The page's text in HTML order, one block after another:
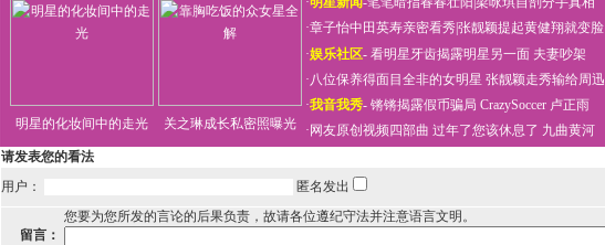
明星的化妆间中的走光 关之琳成长私密照曝光
·章子怡中田英寿亲密看秀张靓颖提起黄健翔就变脸
·娱乐社区- 看明星牙齿揭露明星另一面 夫妻吵架
·八位保养得面目全非的女明星 张靓颖走秀输给周迅
·我音我秀- 锵锵揭露假币骗局 CrazySoccer 卢正雨
· 网友原创视频四部曲 过年了您该休息了 九曲黄河
请发表您的看法
用户：
匿名发出
您要为您所发的言论的后果负责，故请各位遵纪守法并注意语言文明。
留言：